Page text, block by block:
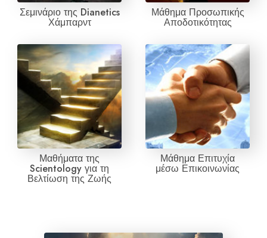
Σεμινάριο της Dianetics
Χάμπαρντ
Μάθημα Προσωπικής
Αποδοτικότητας
Μαθήματα της
Scientology για τη
Βελτίωση της Ζωής
Μάθημα Επιτυχία
μέσω Επικοινωνίας